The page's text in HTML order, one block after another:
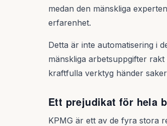
medan den mänskliga
erfarenhet.
Detta är inte automatisering i
mänskliga arbetsuppgifter rakt
kraftfulla verktyg händer
Ett prejudikat för hela
KPMG är ett av de fyra stora